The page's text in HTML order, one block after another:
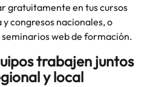
gratuitamente en tus cursos
congresos nacionales, o
web de formación.
trabajen juntos
y local